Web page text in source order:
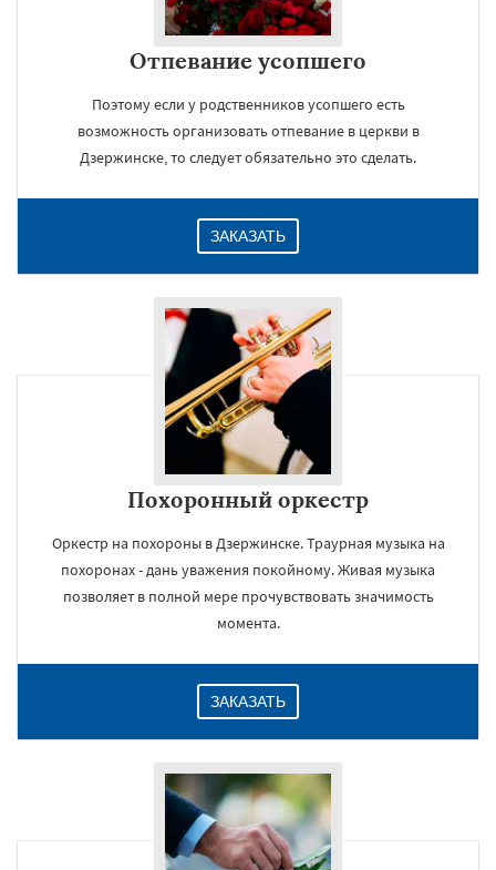
Отпевание усопшего
Поэтому если у родственников усопшего есть
возможность организовать отпевание в церкви в
Дзержинске, то следует обязательно это сделать.
ЗАКАЗАТЬ
Похоронный оркестр
Оркестр на похороны в Дзержинске. Траурная музыка на
похоронах - дань уважения покойному. Живая музыка
позволяет в полной мере прочувствовать значимость
момента.
ЗАКАЗАТЬ